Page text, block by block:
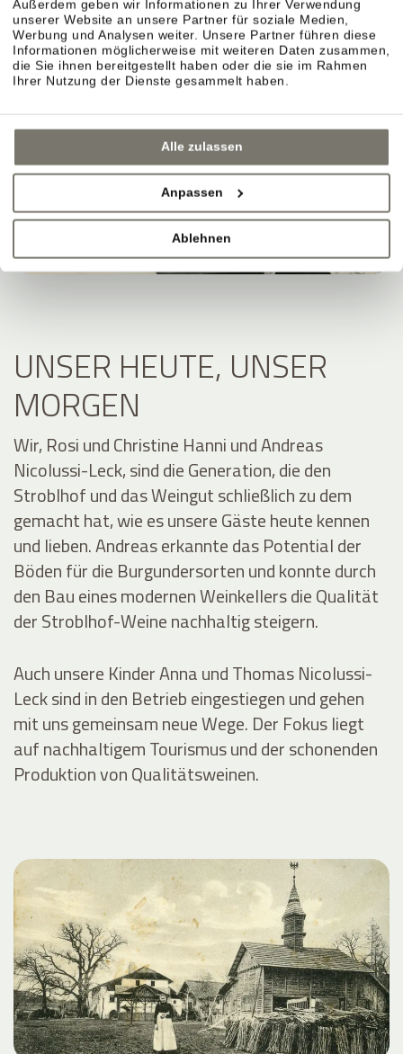
Außerdem geben wir Informationen zu Ihrer Verwendung
unserer Website an unsere Partner für soziale Medien,
Werbung und Analysen weiter. Unsere Partner führen diese
Informationen möglicherweise mit weiteren Daten zusammen,
die Sie ihnen bereitgestellt haben oder die sie im Rahmen
Ihrer Nutzung der Dienste gesammelt haben.
Alle zulassen
Anpassen
Ablehnen
UNSER HEUTE, UNSER
MORGEN
Wir, Rosi und Christine Hanni und Andreas
Nicolussi-Leck, sind die Generation, die den
Stroblhof und das Weingut schließlich zu dem
gemacht hat, wie es unsere Gäste heute kennen
und lieben. Andreas erkannte das Potential der
Böden für die Burgundersorten und konnte durch
den Bau eines modernen Weinkellers die Qualität
der Stroblhof-Weine nachhaltig steigern.
Auch unsere Kinder Anna und Thomas Nicolussi-
Leck sind in den Betrieb eingestiegen und gehen
mit uns gemeinsam neue Wege. Der Fokus liegt
auf nachhaltigem Tourismus und der schonenden
Produktion von Qualitätsweinen.